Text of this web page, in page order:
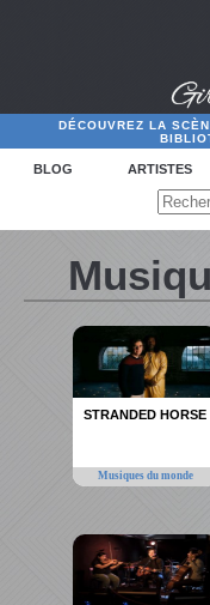
DÉCOUVREZ LA
BLOG ARTISTES
STRANDED HORSE
Musiques du monde